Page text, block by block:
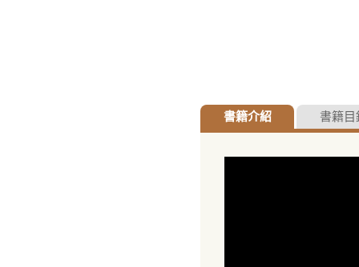
書籍介紹 書籍目